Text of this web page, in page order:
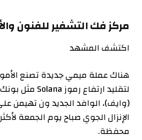
مركز فك التشفير للفنون
اكتشف المشهد
هناك عملة ميمي جديدة تصنع
لتقليد ارتفاع رموز Solana مثل
بونك
(وايف)،الوافد الجديد ونتهيمن
الإنزال الجوي صباح يوم الجمعة
محفظة.